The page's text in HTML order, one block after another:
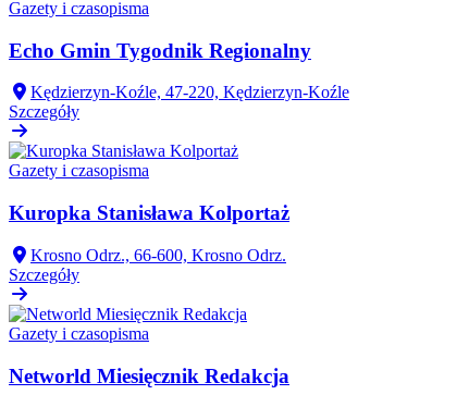
Gazety i czasopisma
Echo Gmin Tygodnik Regionalny
Kędzierzyn-Koźle, 47-220, Kędzierzyn-Koźle
Szczegóły
Gazety i czasopisma
Kuropka Stanisława Kolportaż
Krosno Odrz., 66-600, Krosno Odrz.
Szczegóły
Gazety i czasopisma
Networld Miesięcznik Redakcja